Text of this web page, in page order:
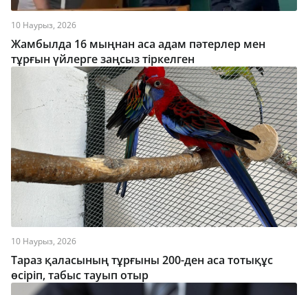
10 Наурыз, 2026
Жамбылда 16 мыңнан аса адам пәтерлер мен
тұрғын үйлерге заңсыз тіркелген
10 Наурыз, 2026
Тараз қаласының тұрғыны 200-ден аса тотықұс
өсіріп, табыс тауып отыр